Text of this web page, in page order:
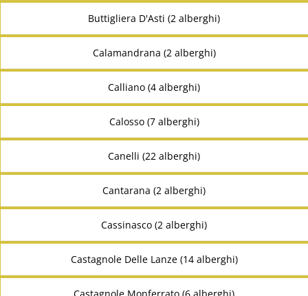
Buttigliera D'Asti (2 alberghi)
Calamandrana (2 alberghi)
Calliano (4 alberghi)
Calosso (7 alberghi)
Canelli (22 alberghi)
Cantarana (2 alberghi)
Cassinasco (2 alberghi)
Castagnole Delle Lanze (14 alberghi)